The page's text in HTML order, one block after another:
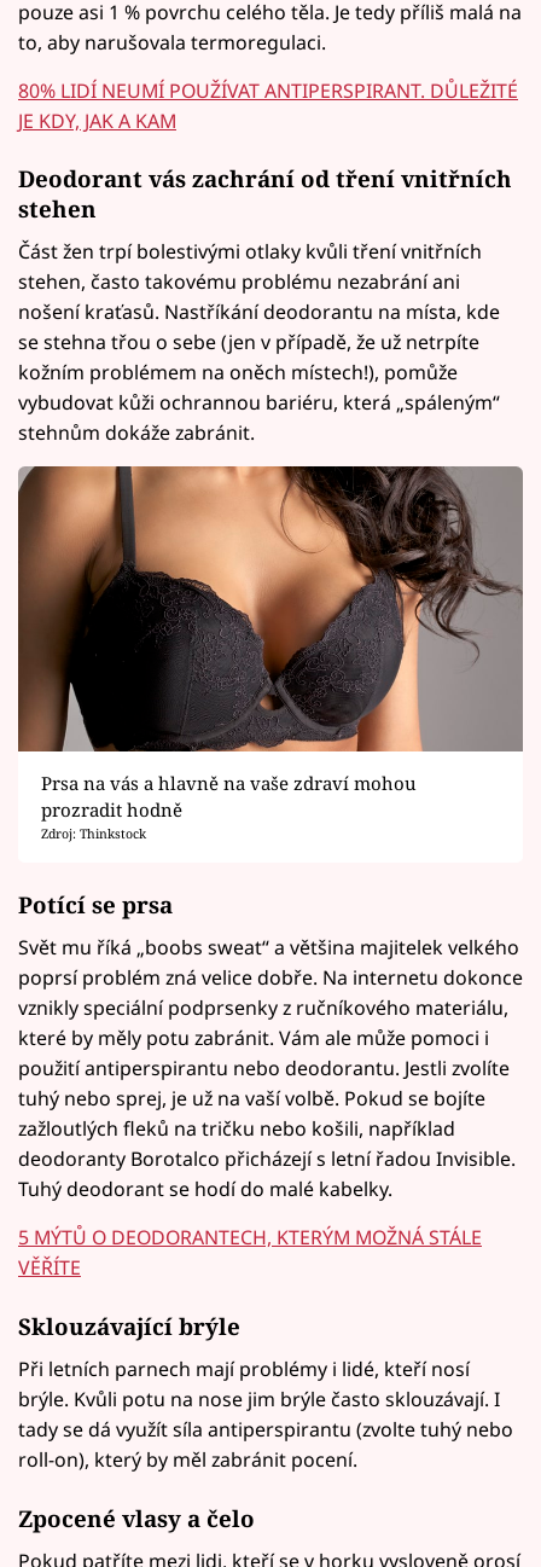
pouze asi 1 % povrchu celého těla. Je tedy příliš malá na
to, aby narušovala termoregulaci.
80% LIDÍ NEUMÍ POUŽÍVAT ANTIPERSPIRANT. DŮLEŽITÉ
JE KDY, JAK A KAM
Deodorant vás zachrání od tření vnitřních
stehen
Část žen trpí bolestivými otlaky kvůli tření vnitřních
stehen, často takovému problému nezabrání ani
nošení kraťasů. Nastříkání deodorantu na místa, kde
se stehna třou o sebe (jen v případě, že už netrpíte
kožním problémem na oněch místech!), pomůže
vybudovat kůži ochrannou bariéru, která „spáleným“
stehnům dokáže zabránit.
Prsa na vás a hlavně na vaše zdraví mohou
prozradit hodně
Zdroj: Thinkstock
Potící se prsa
Svět mu říká „boobs sweat“ a většina majitelek velkého
poprsí problém zná velice dobře. Na internetu dokonce
vznikly speciální podprsenky z ručníkového materiálu,
které by měly potu zabránit. Vám ale může pomoci i
použití antiperspirantu nebo deodorantu. Jestli zvolíte
tuhý nebo sprej, je už na vaší volbě. Pokud se bojíte
zažloutlých fleků na tričku nebo košili, například
deodoranty Borotalco přicházejí s letní řadou Invisible.
Tuhý deodorant se hodí do malé kabelky.
5 MÝTŮ O DEODORANTECH, KTERÝM MOŽNÁ STÁLE
VĚŘÍTE
Sklouzávající brýle
Při letních parnech mají problémy i lidé, kteří nosí
brýle. Kvůli potu na nose jim brýle často sklouzávají. I
tady se dá využít síla antiperspirantu (zvolte tuhý nebo
roll-on), který by měl zabránit pocení.
Zpocené vlasy a čelo
Pokud patříte mezi lidi, kteří se v horku vysloveně orosí